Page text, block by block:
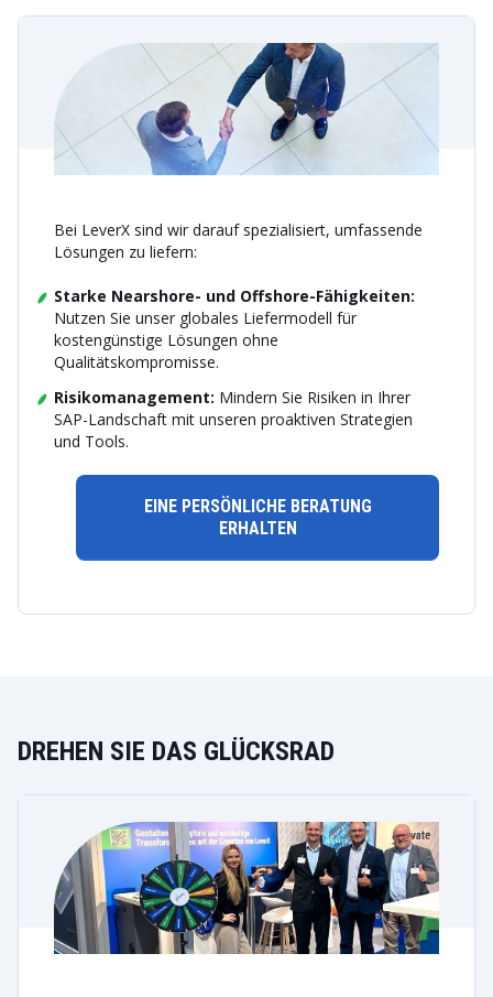
Bei LeverX sind wir darauf spezialisiert, umfassende
Lösungen zu liefern:
Starke Nearshore- und Offshore-Fähigkeiten:
Nutzen Sie unser globales Liefermodell für
kostengünstige Lösungen ohne
Qualitätskompromisse.
Risikomanagement: Mindern Sie Risiken in Ihrer
SAP-Landschaft mit unseren proaktiven Strategien
und Tools.
EINE PERSÖNLICHE BERATUNG
ERHALTEN
DREHEN SIE DAS GLÜCKSRAD